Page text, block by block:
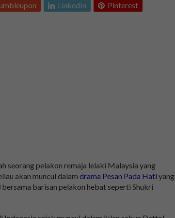
LinkedIn Pinterest
seorang pelakon remaja lelaki Malaysia yang
akan muncul dalam drama Pesan Pada Hati yang
barisan pelakon hebat seperti Shukri